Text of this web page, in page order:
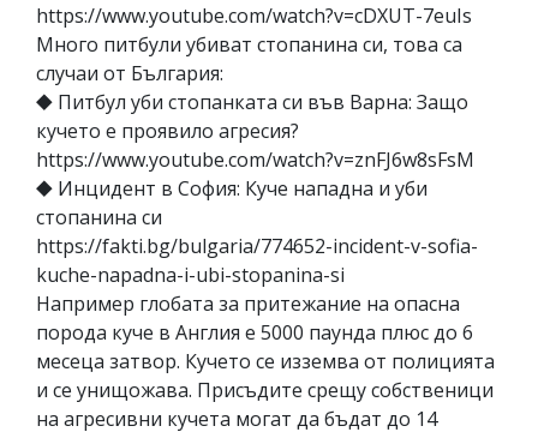
https://www.youtube.com/watch?v=cDXUT-7euIs
Много питбули убиват стопанина си, това са
случаи от България:
⯁ Питбул уби стопанката си във Варна: Защо
кучето е проявило агресия?
https://www.youtube.com/watch?v=znFJ6w8sFsM
⯁ Инцидент в София: Куче нападна и уби
стопанина си
https://fakti.bg/bulgaria/774652-incident-v-sofia-
kuche-napadna-i-ubi-stopanina-si
Например глобата за притежание на опасна
порода куче в Англия е 5000 паунда плюс до 6
месеца затвор. Кучето се изземва от полицията
и се унищожава. Присъдите срещу собственици
на агресивни кучета могат да бъдат до 14